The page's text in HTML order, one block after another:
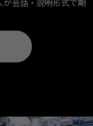
会話・説明形式で期